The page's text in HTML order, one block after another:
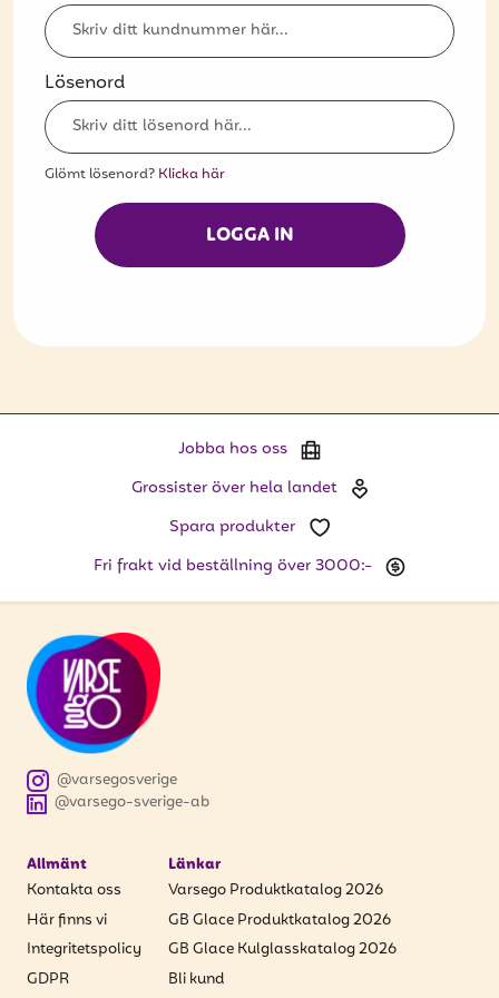
Hitta din grossist
Hållbarhet
Jobba hos oss
Kontakta oss
Om oss
Event
Vill du få erbjudanden och vara den första
att få uppdateringar kring kampanjer?
Ange din e-postadress nedan för att ta del av våra
nyheter och erbjudanden.
PRENUMERERA
Lösenord
Glömt lösenord? Klicka här
LOGGA IN
Jobba hos oss
Grossister över hela landet
Spara produkter
Fri frakt vid beställning över 3000:-
@varsego-sverige-ab
@varsegosverige
Allmänt
Kontakta oss
Här finns vi
Integritetspolicy
GDPR
Länkar
Varsego Produktkatalog 2026
GB Glace Produktkatalog 2026
GB Glace Kulglasskatalog 2026
Bli kund